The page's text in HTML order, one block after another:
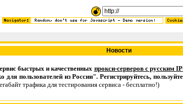
Новости
быстрых и качественных прокси-серверов с русским
для пользователей из России". Регистрируйтесь,
трафика для тестирования сервиса - бесплатно!)